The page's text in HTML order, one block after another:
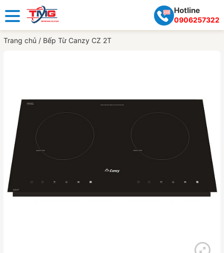
Hotline
0906257322
Trang chủ / Bếp Từ Canzy CZ 2T